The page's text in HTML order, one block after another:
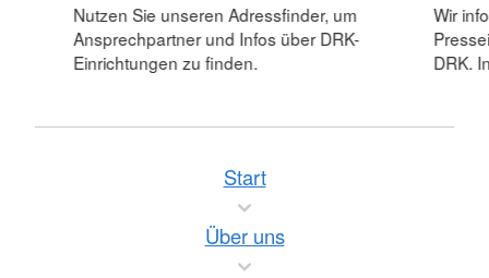
Nutzen Sie unseren Adressfinder, um
Ansprechpartner und Infos über DRK-
Einrichtungen zu finden.
Wir
DRK.
Start
Über uns